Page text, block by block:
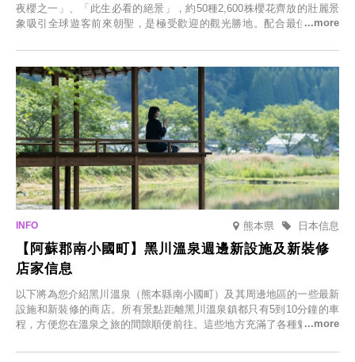
夜櫻之一」、「此生必看的絕景」，約50種2,600株櫻花齊放的壯麗景
象吸引全球遊客前來朝聖，是極受歡迎的觀光勝地。配合最佳觀雪時
「冬季櫻花燈光秀」。
熊本県 日本信息
【阿蘇郡南小國町】黑川溫泉週邊新設施及新裝修
店家信息
以下將為您介紹黑川溫泉（熊本縣南小國町）及其周邊地區的一些最新
設施和新裝修的商店。所有景點距離黑川溫泉鎮都只有5到10分鐘的車
程，方便您在溫泉之旅的間隙順便前往。這些地方充滿了各種魅力，包
食材的餐廳。讓您體驗黑川溫泉的全新樂趣。